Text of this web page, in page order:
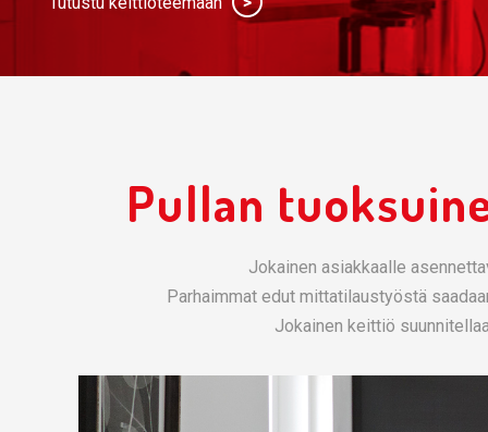
Pullan
Jokainen asiakkaalle
Parhaimmat edut mittatilaustyöstä
Jokainen keittiö